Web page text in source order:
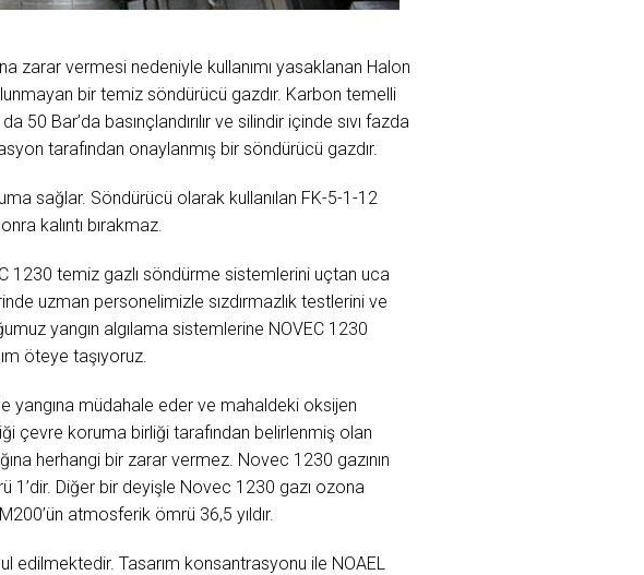
vermesi nedeniyle kullanımı yasaklanan Halon
bir temiz söndürücü gazdır. Karbon temelli
Bar’da basınçlandırılır ve silindir içinde sıvı fazda
tarafından onaylanmış bir söndürücü gazdır.
sağlar. Söndürücü olarak kullanılan FK-5-1-12
kalıntı bırakmaz.
1230 temiz gazlı söndürme sistemlerini uçtan uca
uzman personelimizle sızdırmazlık testlerini ve
yangın algılama sistemlerine NOVEC 1230
öteye taşıyoruz.
yangına müdahale eder ve mahaldeki oksijen
çevre koruma birliği tarafından belirlenmiş olan
herhangi bir zarar vermez. Novec 1230 gazının
1’dir. Diğer bir deyişle Novec 1230 gazı ozona
atmosferik ömrü 36,5 yıldır.
edilmektedir. Tasarım konsantrasyonu ile NOAEL